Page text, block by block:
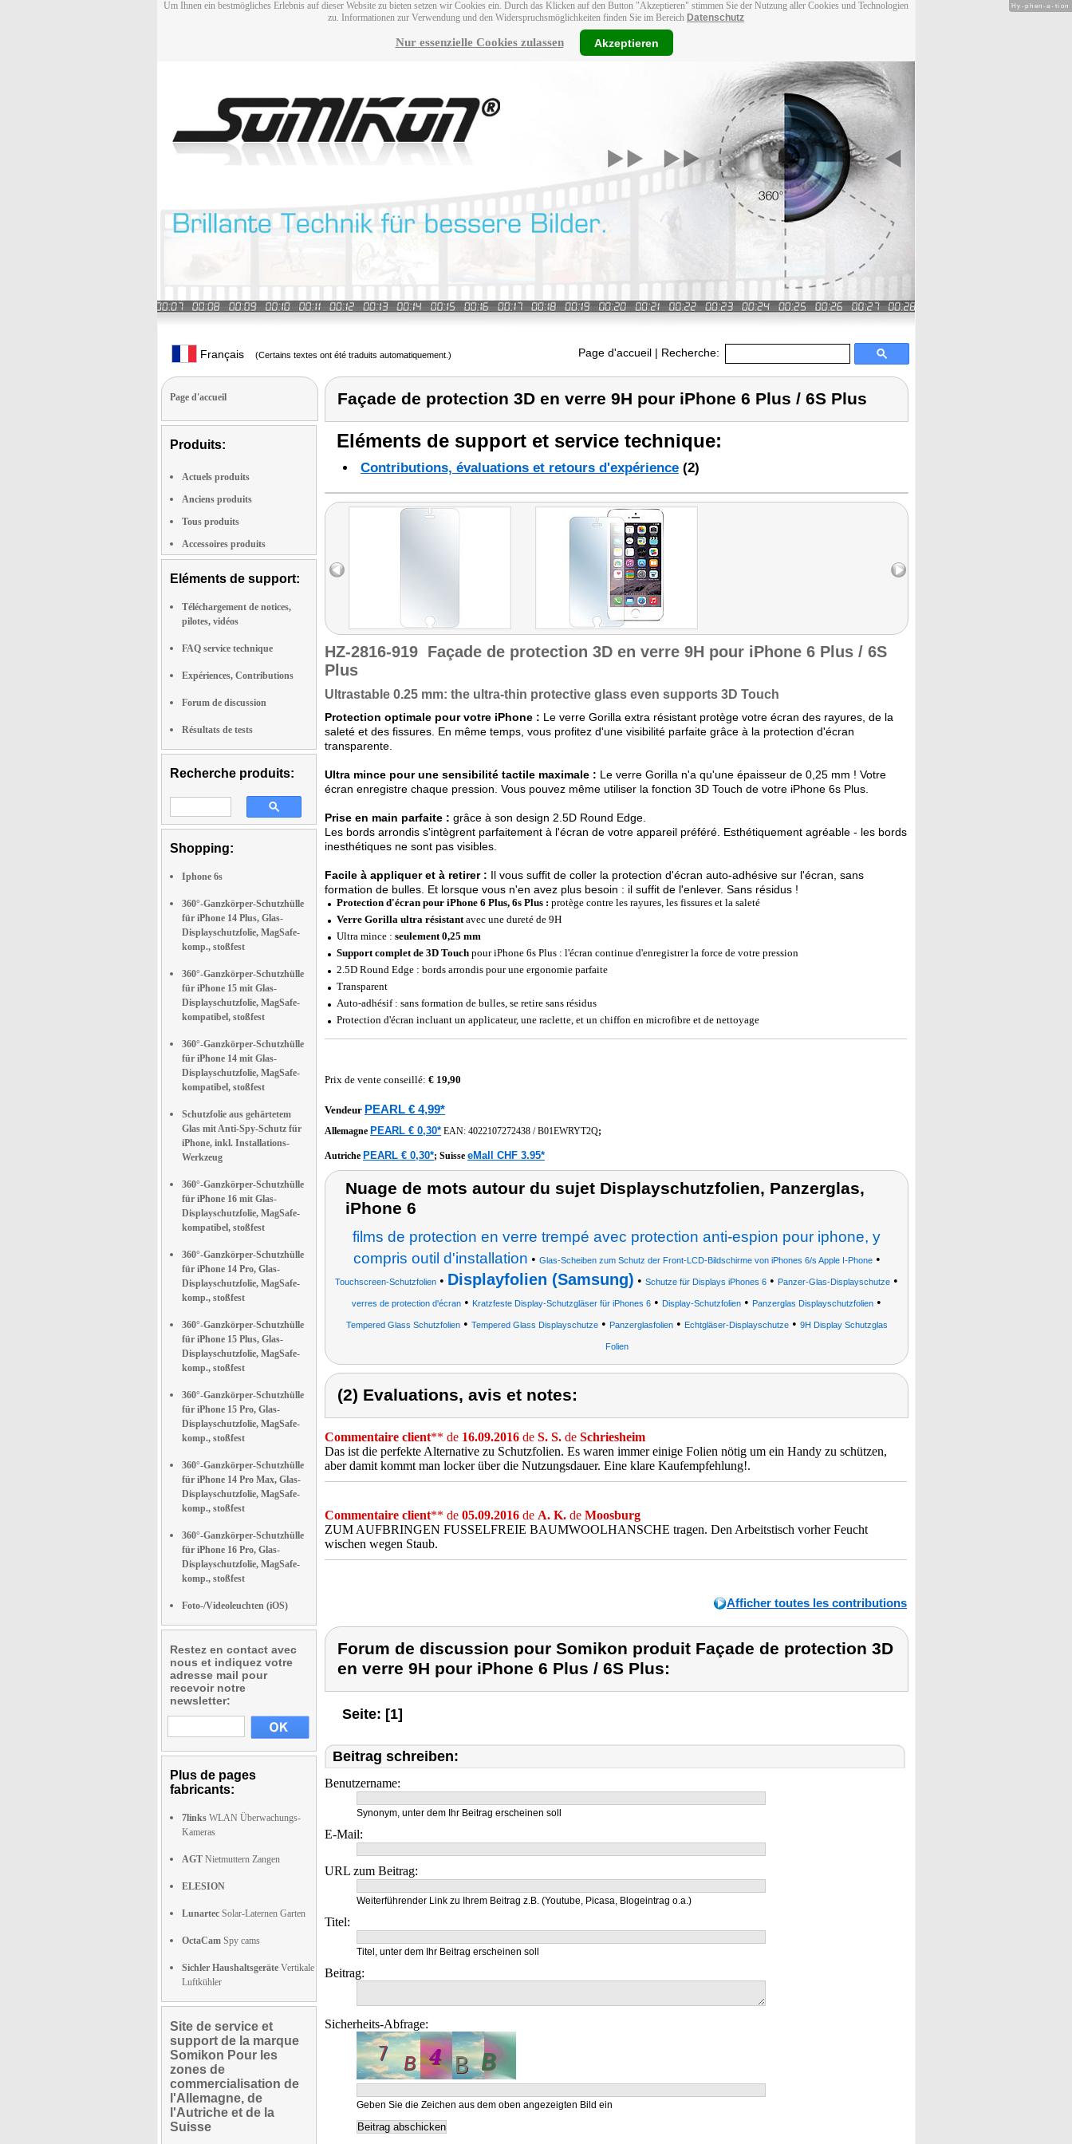
Um Ihnen ein bestmögliches Erlebnis auf dieser Website zu bieten setzen wir Cookies ein. Durch das Klicken auf den Button "Akzeptieren" stimmen Sie der Nutzung aller Cookies und Technologien
zu. Informationen zur Verwendung und den Widerspruchsmöglichkeiten finden Sie im Bereich Datenschutz
Nur essenzielle Cookies zulassen Akzeptieren
Français (Certains textes ont été traduits automatiquement.) Page d'accueil | Recherche:
Page d'accueil
Produits:
Actuels produits
Anciens produits
Tous produits
Accessoires produits
Eléments de support:
Téléchargement de notices,
pilotes, vidéos
FAQ service technique
Expériences, Contributions
Forum de discussion
Résultats de tests
Recherche produits:
Shopping:
Iphone 6s
360°-Ganzkörper-Schutzhülle
für iPhone 14 Plus, Glas-
Displayschutzfolie, MagSafe-
komp., stoßfest
360°-Ganzkörper-Schutzhülle
für iPhone 15 mit Glas-
Displayschutzfolie, MagSafe-
kompatibel, stoßfest
360°-Ganzkörper-Schutzhülle
für iPhone 14 mit Glas-
Displayschutzfolie, MagSafe-
kompatibel, stoßfest
Schutzfolie aus gehärtetem
Glas mit Anti-Spy-Schutz für
iPhone, inkl. Installations-
Werkzeug
360°-Ganzkörper-Schutzhülle
für iPhone 16 mit Glas-
Displayschutzfolie, MagSafe-
kompatibel, stoßfest
360°-Ganzkörper-Schutzhülle
für iPhone 14 Pro, Glas-
Displayschutzfolie, MagSafe-
komp., stoßfest
360°-Ganzkörper-Schutzhülle
für iPhone 15 Plus, Glas-
Displayschutzfolie, MagSafe-
komp., stoßfest
360°-Ganzkörper-Schutzhülle
für iPhone 15 Pro, Glas-
Displayschutzfolie, MagSafe-
komp., stoßfest
360°-Ganzkörper-Schutzhülle
für iPhone 14 Pro Max, Glas-
Displayschutzfolie, MagSafe-
komp., stoßfest
360°-Ganzkörper-Schutzhülle
für iPhone 16 Pro, Glas-
Displayschutzfolie, MagSafe-
komp., stoßfest
Foto-/Videoleuchten (iOS)
Restez en contact avec
nous et indiquez votre
adresse mail pour
recevoir notre
newsletter:
Plus de pages
fabricants:
7links WLAN Überwachungs-
Kameras
AGT Nietmuttern Zangen
ELESION
Lunartec Solar-Laternen Garten
OctaCam Spy cams
Sichler Haushaltsgeräte Vertikale
Luftkühler
Site de service et
support de la marque
Somikon Pour les
zones de
commercialisation de
l'Allemagne, de
l'Autriche et de la
Suisse
Façade de protection 3D en verre 9H pour iPhone 6 Plus / 6S Plus
Eléments de support et service technique:
Contributions, évaluations et retours d'expérience (2)
HZ-2816-919 Façade de protection 3D en verre 9H pour iPhone 6 Plus / 6S
Plus
Ultrastable 0.25 mm: the ultra-thin protective glass even supports 3D Touch
Protection optimale pour votre iPhone : Le verre Gorilla extra résistant protège votre écran des rayures, de la
saleté et des fissures. En même temps, vous profitez d'une visibilité parfaite grâce à la protection d'écran
transparente.
Ultra mince pour une sensibilité tactile maximale : Le verre Gorilla n'a qu'une épaisseur de 0,25 mm ! Votre
écran enregistre chaque pression. Vous pouvez même utiliser la fonction 3D Touch de votre iPhone 6s Plus.
Prise en main parfaite : grâce à son design 2.5D Round Edge.
Les bords arrondis s'intègrent parfaitement à l'écran de votre appareil préféré. Esthétiquement agréable - les bords
inesthétiques ne sont pas visibles.
Facile à appliquer et à retirer : Il vous suffit de coller la protection d'écran auto-adhésive sur l'écran, sans
formation de bulles. Et lorsque vous n'en avez plus besoin : il suffit de l'enlever. Sans résidus !
Protection d'écran pour iPhone 6 Plus, 6s Plus : protège contre les rayures, les fissures et la saleté
Verre Gorilla ultra résistantavec une dureté de 9H
Ultra mince : seulement 0,25 mm
Support complet de 3D Touch pour iPhone 6s Plus : l'écran continue d'enregistrer la force de votre pression
2.5D Round Edge : bords arrondis pour une ergonomie parfaite
Transparent
Auto-adhésif : sans formation de bulles, se retire sans résidus
Protection d'écran incluant un applicateur, une raclette, et un chiffon en microfibre et de nettoyage
Prix de vente conseillé: € 19,90
Vendeur PEARL € 4,99*
Allemagne PEARL € 0,30* EAN: 4022107272438 /B01EWRYT2Q;
Autriche PEARL € 0,30*; Suisse eMall CHF 3.95*
Nuage de mots autour du sujet Displayschutzfolien, Panzerglas,
iPhone 6
films de protection en verre trempé avec protection anti-espion pour iphone, y
compris outil d'installation • Glas-Scheiben zum Schutz der Front-LCD-Bildschirme von iPhones 6/s Apple I-Phone•
Touchscreen-Schutzfolien • Displayfolien (Samsung) • Schutze für Displays iPhones 6 • Panzer-Glas-Displayschutze •
verres de protection d'écran • Kratzfeste Display-Schutzgläser für iPhones 6 • Display-Schutzfolien • Panzerglas Displayschutzfolien •
Tempered Glass Schutzfolien• Tempered Glass Displayschutze• Panzerglasfolien• Echtgläser-Displayschutze• 9H Display Schutzglas
Folien
(2) Evaluations, avis et notes:
Commentaire client** de 16.09.2016 de S. S. de Schriesheim
Das ist die perfekte Alternative zu Schutzfolien. Es waren immer einige Folien nötig um ein Handy zu schützen,
aber damit kommt man locker über die Nutzungsdauer. Eine klare Kaufempfehlung!.
Commentaire client** de 05.09.2016 de A. K. de Moosburg
ZUM AUFBRINGEN FUSSELFREIE BAUMWOOLHANSCHE tragen. Den Arbeitstisch vorher Feucht
wischen wegen Staub.
Afficher toutes les contributions
Forum de discussion pour Somikon produit Façade de protection 3D
en verre 9H pour iPhone 6 Plus / 6S Plus:
Seite: [1]
Beitrag schreiben:
Benutzername:
Synonym, unter dem Ihr Beitrag erscheinen soll
E-Mail:
URL zum Beitrag:
Weiterführender Link zu Ihrem Beitrag z.B. (Youtube, Picasa, Blogeintrag o.a.)
Titel:
Titel, unter dem Ihr Beitrag erscheinen soll
Beitrag:
Sicherheits-Abfrage:
Geben Sie die Zeichen aus dem oben angezeigten Bild ein
Hy-phen-a-tion